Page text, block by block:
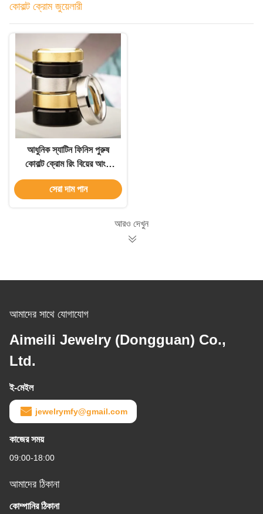
কোবাল্ট ক্রোম জুয়েলারী
আধুনিক স্যাটিন ফিনিস পুরুষ
কোবাল্ট ক্রোম রিং বিয়ের আংটি
Beveled প্রান্ত সঙ্গে
সেরা দাম পান
আরও দেখুন
আমাদের সাথে যোগাযোগ
Aimeili Jewelry (Dongguan) Co.,
Ltd.
ই-মেইল
jewelrymfy@gmail.com
কাজের সময়
09:00-18:00
আমাদের ঠিকানা
কোম্পানির ঠিকানা